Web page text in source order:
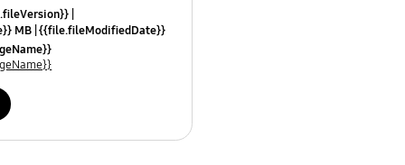
MB {{file.fileModifiedDate}}